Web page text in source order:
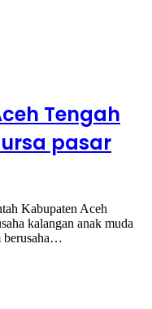
Tengah
pasar
Kabupaten Aceh
kalangan anak muda
berusaha…